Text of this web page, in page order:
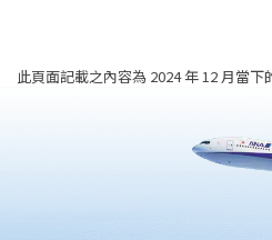
此頁面記載之內容為 2024 年 12 月當下